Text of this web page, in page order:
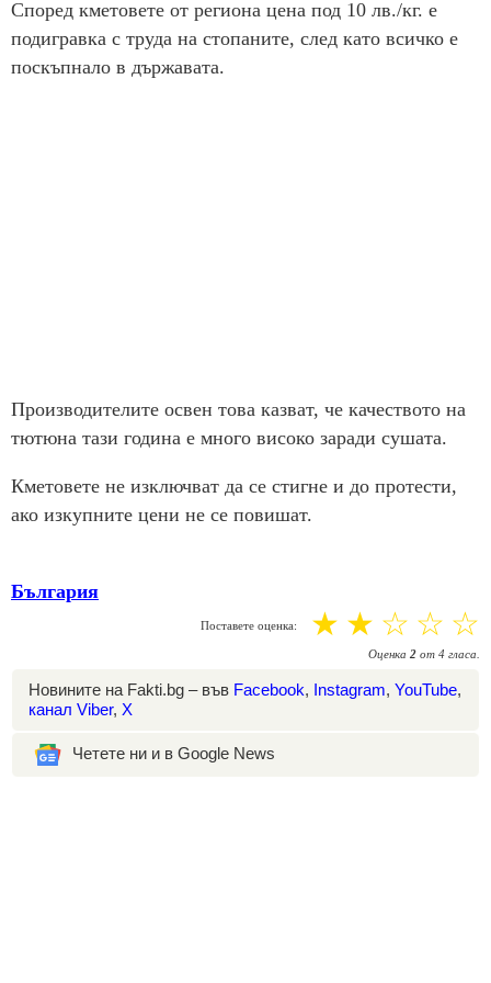
Според кметовете от региона цена под 10 лв./кг. е
подигравка с труда на стопаните, след като всичко е
поскъпнало в държавата.
Производителите освен това казват, че качеството на
тютюна тази година е много високо заради сушата.
Кметовете не изключват да се стигне и до протести,
ако изкупните цени не се повишат.
България
Поставете оценка: ☆
☆
☆
☆
☆
Оценка 2 от 4 гласа.
Новините на Fakti.bg – във Facebook, Instagram, YouTube,
канал Viber, X
Четете ни и в Google News